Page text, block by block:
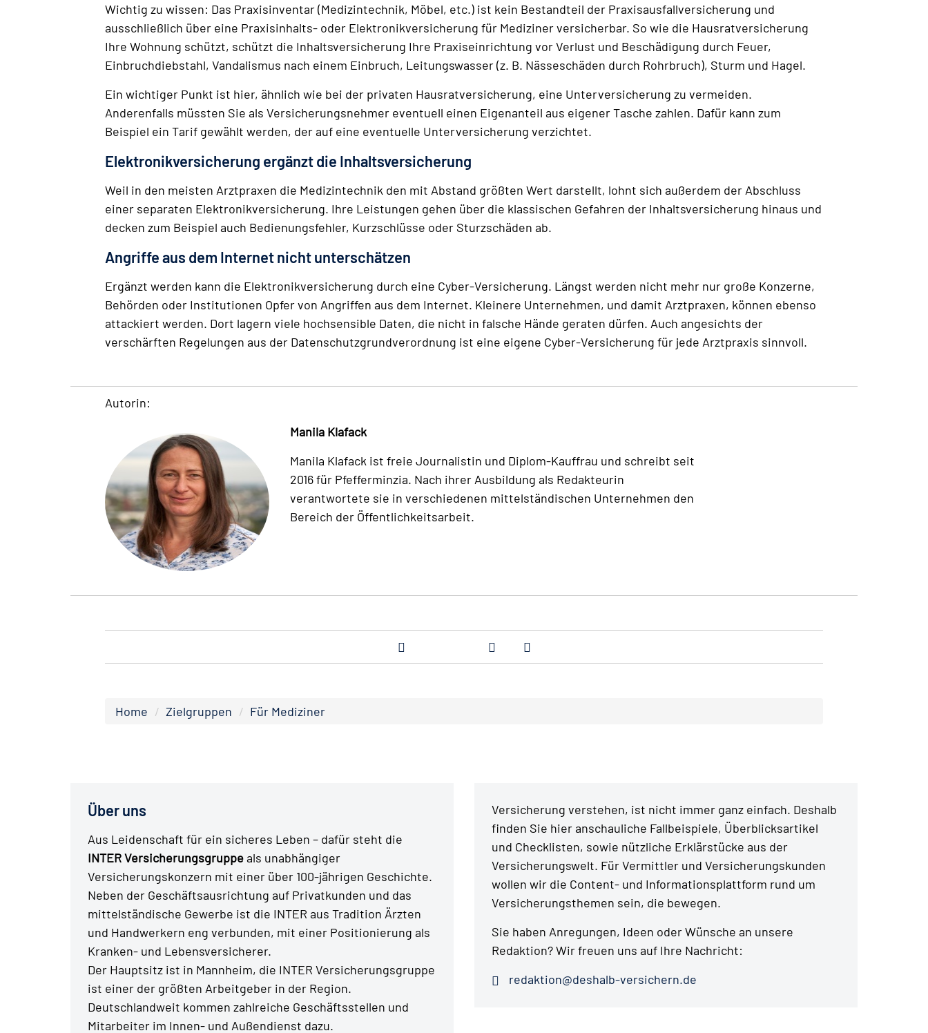
Wichtig zu wissen: Das Praxisinventar (Medizintechnik, Möbel, etc.) ist kein Bestandteil der Praxisausfallversicherung und
ausschließlich über eine Praxisinhalts- oder Elektronikversicherung für Mediziner versicherbar. So wie die Hausratversicherung
Ihre Wohnung schützt, schützt die Inhaltsversicherung Ihre Praxiseinrichtung vor Verlust und Beschädigung durch Feuer,
Einbruchdiebstahl, Vandalismus nach einem Einbruch, Leitungswasser (z. B. Nässeschäden durch Rohrbruch), Sturm und Hagel.
Ein wichtiger Punkt ist hier, ähnlich wie bei der privaten Hausratversicherung, eine Unterversicherung zu vermeiden.
Anderenfalls müssten Sie als Versicherungsnehmer eventuell einen Eigenanteil aus eigener Tasche zahlen. Dafür kann zum
Beispiel ein Tarif gewählt werden, der auf eine eventuelle Unterversicherung verzichtet.
Elektronikversicherung ergänzt die Inhaltsversicherung
Weil in den meisten Arztpraxen die Medizintechnik den mit Abstand größten Wert darstellt, lohnt sich außerdem der Abschluss
einer separaten Elektronikversicherung. Ihre Leistungen gehen über die klassischen Gefahren der Inhaltsversicherung hinaus und
decken zum Beispiel auch Bedienungsfehler, Kurzschlüsse oder Sturzschäden ab.
Angriffe aus dem Internet nicht unterschätzen
Ergänzt werden kann die Elektronikversicherung durch eine Cyber-Versicherung. Längst werden nicht mehr nur große Konzerne,
Behörden oder Institutionen Opfer von Angriffen aus dem Internet. Kleinere Unternehmen, und damit Arztpraxen, können ebenso
attackiert werden. Dort lagern viele hochsensible Daten, die nicht in falsche Hände geraten dürfen. Auch angesichts der
verschärften Regelungen aus der Datenschutzgrundverordnung ist eine eigene Cyber-Versicherung für jede Arztpraxis sinnvoll.
Autorin:
Manila Klafack
Manila Klafack ist freie Journalistin und Diplom-Kauffrau und schreibt seit
2016 für Pfefferminzia. Nach ihrer Ausbildung als Redakteurin
verantwortete sie in verschiedenen mittelständischen Unternehmen den
Bereich der Öffentlichkeitsarbeit.
Home Zielgruppen Für Mediziner
Über uns
Aus Leidenschaft für ein sicheres Leben – dafür steht die
INTER Versicherungsgruppeals unabhängiger
Versicherungskonzern mit einer über 100-jährigen Geschichte.
Neben der Geschäftsausrichtung auf Privatkunden und das
mittelständische Gewerbe ist die INTER aus Tradition Ärzten
und Handwerkern eng verbunden, mit einer Positionierung als
Kranken- und Lebensversicherer.
Der Hauptsitz ist in Mannheim, die INTER Versicherungsgruppe
ist einer der größten Arbeitgeber in der Region.
Deutschlandweit kommen zahlreiche Geschäftsstellen und
Mitarbeiter im Innen- und Außendienst dazu.
Versicherung verstehen, ist nicht immer ganz einfach. Deshalb
finden Sie hier anschauliche Fallbeispiele, Überblicksartikel
und Checklisten, sowie nützliche Erklärstücke aus der
Versicherungswelt. Für Vermittler und Versicherungskunden
wollen wir die Content- und Informationsplattform rund um
Versicherungsthemen sein, die bewegen.
Sie haben Anregungen, Ideen oder Wünsche an unsere
Redaktion? Wir freuen uns auf Ihre Nachricht:
redaktion@deshalb-versichern.de